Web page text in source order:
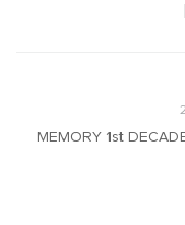
MEMORY 1st